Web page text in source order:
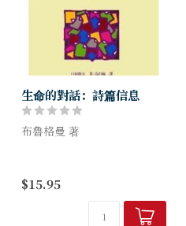
生命的對話：詩篇信息
布魯格曼 著
經驗，與詩篇的信仰表達深深
的結聯在一起。在詩篇中，神
不但與以色列人對話；在不同
$15.95